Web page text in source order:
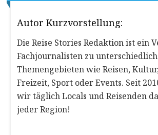
Autor Kurzvorstellung:
Die Reise Stories Redaktion ist ein
Fachjournalisten zu
Themengebieten wie Reisen,
Freizeit, Sport oder Events. Seit
wir täglich Locals und Reisenden
jeder Region!